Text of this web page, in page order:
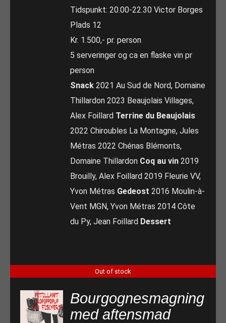
Tidspunkt: 20.00-22.30 Victor Borges
Plads 12
Kr. 1.500,- pr. person
5 serveringer og ca en flaske vin pr
person
Snack 2021 Au Sud de Nord, Domaine
Thillardon 2023 Beaujolais Villages,
Alex Foillard Terrine du Beaujolais
2022 Chiroubles La Montagne, Jules
Métras 2022 Chénas Blémonts,
Domaine Thillardon Coq au vin 2019
Brouilly, Alex Foillard 2019 Fleurie VV,
Yvon Métras Gedeost 2016 Moulin-à-
Vent MGN, Yvon Métras 2014 Côte
du Py, Jean Foillard Dessert
Out of stock
Bourgognesmagning
med aftensmad